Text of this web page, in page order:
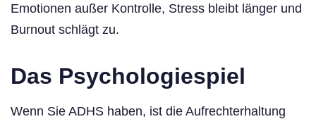
Emotionen außer Kontrolle, Stress bleibt länger und
Burnout schlägt zu.
Das Psychologiespiel
Wenn Sie ADHS haben, ist die Aufrechterhaltung